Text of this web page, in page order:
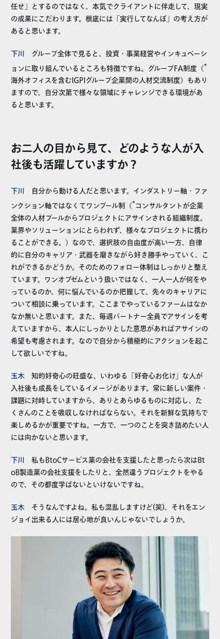
任せ」とするのではなく、本気でクライアントに伴走して、現実
の成果にこだわります。根底には「実行してなんぼ」の考え方が
あると思います。
下川
グループ全体で見ると、投資・事業経営やインキュベーシ
ョンに取り組んでいるところも特徴ですね。グループFA制度（*
海外オフィスを含むIGPIグループ企業間の人材交流制度）もあり
ますので、自分次第で様々な領域にチャレンジできる環境があ
ると思います。
お二人の目から見て、どのような人が入
社後も活躍していますか？
下川
自分から動ける人だと思います。インダストリー軸・ファ
ンクション軸ではなくてワンプール制（*コンサルタントが企業
全体の人材プールからプロジェクトにアサインされる組織制度。
業界やソリューションにとらわれず、様々なプロジェクトに携わ
ることができる。）なので、選択肢の自由度が高い一方、自律
的に自分のキャリア・武器を磨きながら好き勝手やっていく、こ
れができるかどうか。そのためのフォロー体制はしっかりと整え
ています。ワンオブゼムという扱いではなく、一人一人が何をや
っているのか、何に悩んでいるのか把握して、先々のキャリアに
ついて相談に乗っています。ここまでやっているファームはなか
なか無いと思います。また、毎週パートナー全員でアサインを考
えていますから、本人にしっかりとした意思があればアサインの
希望も考慮されます。なので自分から積極的にアクションを起こ
して欲しいですね。
玉木
知的好奇心の旺盛な、いわゆる「好奇心お化け」な人が
入社後も成長をしているイメージがあります。常に新しい案件・
課題に対峙していますから、ありとあらゆるものに対応し、た
くさんのことを吸収しなければならない。それを新鮮な気持ちで
楽しめるかが重要ですね。一方で、一つのことを突き詰めたい人
には向かないと思います。
下川
私もBtoCサービス業の会社を支援したと思ったら次はBt
oB製造業の会社支援をしたりと、全然違うプロジェクトをやる
ので、その都度学ばないといけないですね。
玉木
そうなんですよね。私も混乱しますけど(笑)、それをエン
ジョイ出来る人には居心地が良いんじゃないでしょうか。